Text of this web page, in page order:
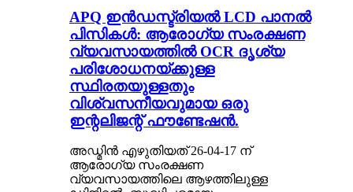
APQ ഇൻഡസ്ട്രിയൽ LCD പാനൽ
പിസികൾ: ആരോഗ്യ സംരക്ഷണ
വ്യവസായത്തിൽ OCR ദൃശ്യ
പരിശോധനയ്ക്കുള്ള
സ്ഥിരതയുള്ളതും
വിശ്വസനീയവുമായ ഒരു
ഇന്റലിജന്റ് ഫൗണ്ടേഷൻ.
അഡ്മിൻ എഴുതിയത് 26-04-17 ന്
ആരോഗ്യ സംരക്ഷണ
വ്യവസായത്തിലെ ആഴത്തിലുള്ള